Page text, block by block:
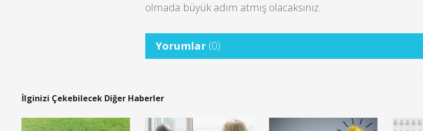
olmada büyük adım atmış olacaksınız.
Yorumlar (0)
İlginizi Çekebilecek Diğer Haberler